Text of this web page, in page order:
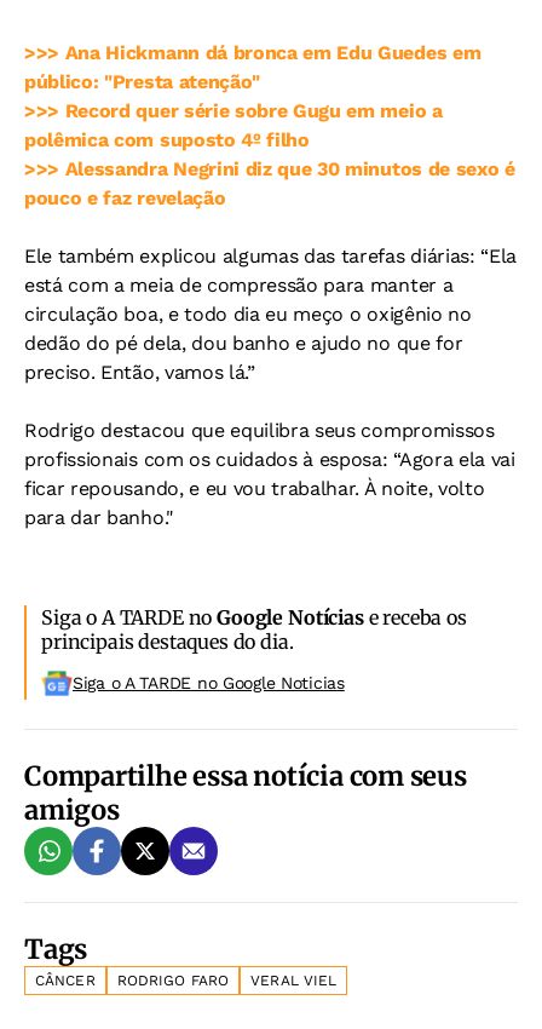
>>> Ana Hickmann dá bronca em Edu Guedes em
público: "Presta atenção"
>>> Record quer série sobre Gugu em meio a
polêmica com suposto 4º filho
>>> Alessandra Negrini diz que 30 minutos de sexo é
pouco e faz revelação
Ele também explicou algumas das tarefas diárias: “Ela
está com a meia de compressão para manter a
circulação boa, e todo dia eu meço o oxigênio no
dedão do pé dela, dou banho e ajudo no que for
preciso. Então, vamos lá.”
Rodrigo destacou que equilibra seus compromissos
profissionais com os cuidados à esposa: “Agora ela vai
ficar repousando, e eu vou trabalhar. À noite, volto
para dar banho."
Siga o A TARDE noGoogle Notíciase receba os
principais destaques do dia.
Siga o A TARDE no Google Noticias
Compartilhe essa notícia com seus
amigos
Tags
CÂNCER RODRIGO FARO VERAL VIEL